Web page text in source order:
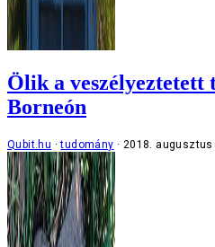
Ölik a veszélyeztetett
Borneón
Qubit.hu tudomány 2018. augusztus